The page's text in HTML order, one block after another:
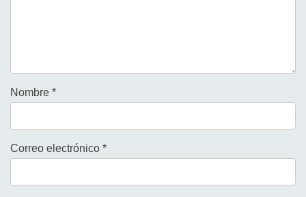
Nombre *
Correo electrónico *